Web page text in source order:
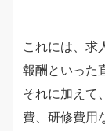
これには、求
報酬といった
それに加えて
費、研修費用